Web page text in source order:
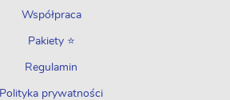
Współpraca
Pakiety ⭐
Regulamin
Polityka prywatności